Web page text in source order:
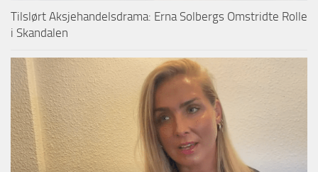
Tilslørt Aksjehandelsdrama: Erna Solbergs Omstridte Rolle
i Skandalen